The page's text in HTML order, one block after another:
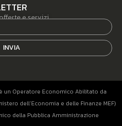
e servizi.
INVIA
un Operatore Economico Abilitato da
dell’Economia e delle Finanze MEF)
della Pubblica Amministrazione